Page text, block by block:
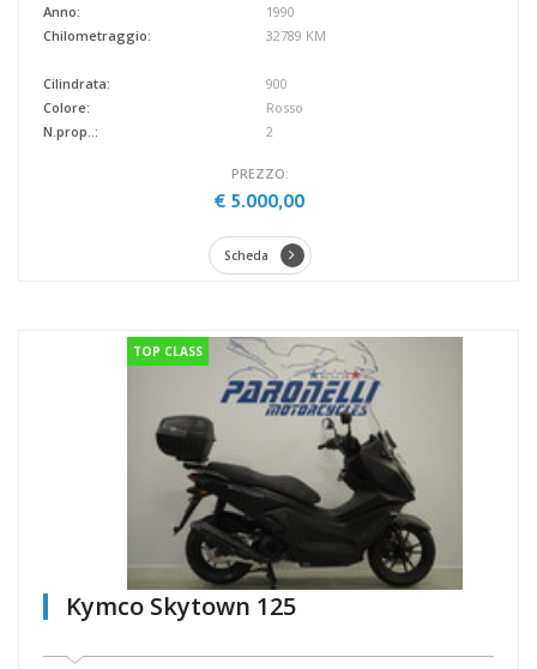
Anno:
Chilometraggio:
1990
32789 KM
Cilindrata:
Colore:
N.prop..:
900
Rosso
2
PREZZO:
€ 5.000,00
Scheda
TOP CLASS
Kymco Skytown 125